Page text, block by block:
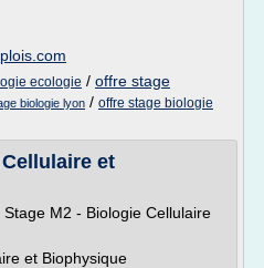
ecologie / offre stage
biologie lyon / offre stage biologie
et
M2 - Biologie Cellulaire
et Biophysique